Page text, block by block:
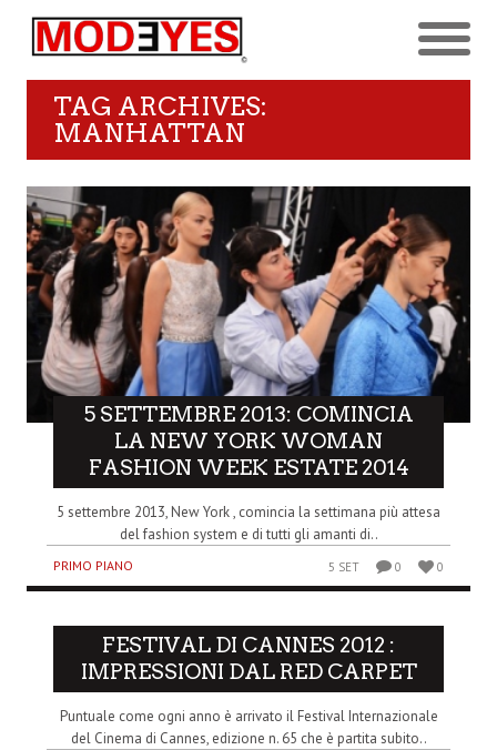
TAG ARCHIVES:
MANHATTAN
5 SETTEMBRE 2013: COMINCIA
LA NEW YORK WOMAN
FASHION WEEK ESTATE 2014
5 settembre 2013, New York , comincia la settimana più attesa
del fashion system e di tutti gli amanti di..
PRIMO PIANO 5 SET 0 0
FESTIVAL DI CANNES 2012 :
IMPRESSIONI DAL RED CARPET
Puntuale come ogni anno è arrivato il Festival Internazionale
del Cinema di Cannes, edizione n. 65 che è partita subito..